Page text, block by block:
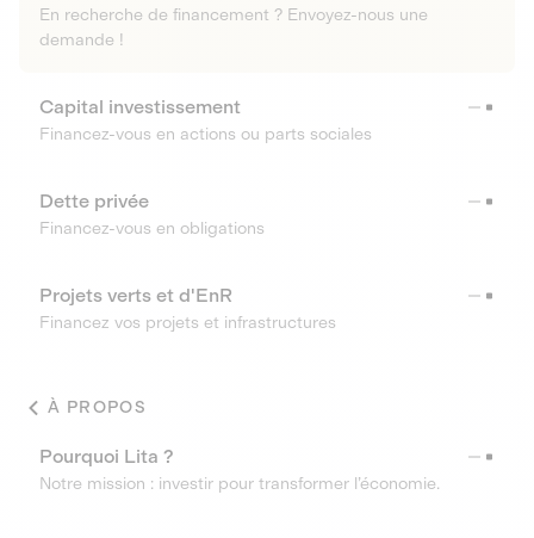
En recherche de financement ? Envoyez-nous une
demande !
Capital investissement
Financez-vous en actions ou parts sociales
Dette privée
Financez-vous en obligations
Projets verts et d'EnR
Financez vos projets et infrastructures
À PROPOS
Pourquoi Lita ?
Notre mission : investir pour transformer l’économie.